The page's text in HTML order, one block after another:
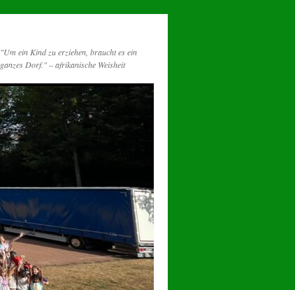
"Um ein Kind zu erziehen, braucht es ein
ganzes Dorf." – afrikanische Weisheit